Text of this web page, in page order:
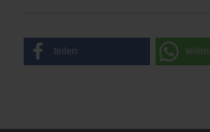
teilen teilen